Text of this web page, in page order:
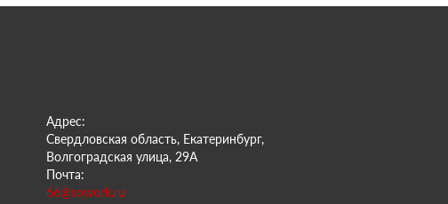
Адрес:
Свердловская область, Екатеринбург,
Волгоградская улица, 29А
Почта:
66@sowork.ru